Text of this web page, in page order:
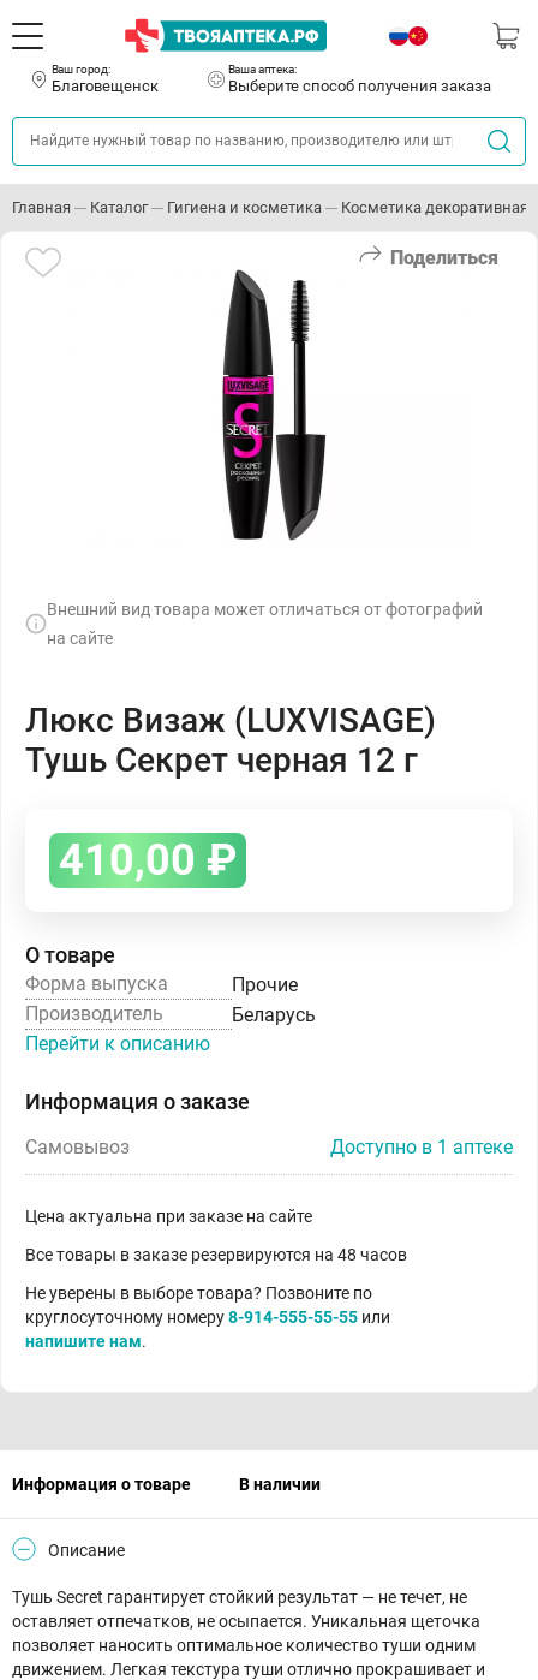
Ваш город:
Благовещенск
Ваша аптека:
Выберите способ получения заказа
Главная Каталог Гигиена и косметика Косметика декоративная
Поделиться
Внешний вид товара может отличаться от фотографий
на сайте
Люкс Визаж (LUXVISAGE)
Тушь Секрет черная 12 г
410,00 ₽
О товаре
Форма выпуска
Прочие
Производитель
Беларусь
Перейти к описанию
Информация о заказе
Самовывоз Доступно в 1 аптеке
Цена актуальна при заказе на сайте
Все товары в заказе резервируются на 48 часов
Не уверены в выборе товара? Позвоните по
круглосуточному номеру8-914-555-55-55 или
напишите нам.
Информация о товаре В наличии
Описание
Тушь Secret гарантирует стойкий результат — не течет, не
оставляет отпечатков, не осыпается. Уникальная щеточка
позволяет наносить оптимальное количество туши одним
движением. Легкая текстура туши отлично прокрашивает и